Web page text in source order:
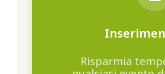
Risparmia